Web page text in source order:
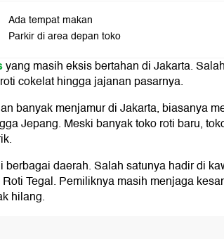
Ada tempat makan
Parkir di area depan toko
yang masih eksis bertahan di Jakarta.
cokelat hingga jajanan pasarnya.
banyak menjamur di Jakarta, biasanya
Jepang. Meski banyak toko roti baru,
daerah. Salah satunya hadir di
Tegal. Pemiliknya masih menjaga
hilang.